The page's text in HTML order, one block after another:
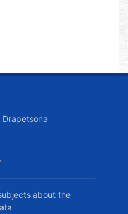
Drapetsona
about the